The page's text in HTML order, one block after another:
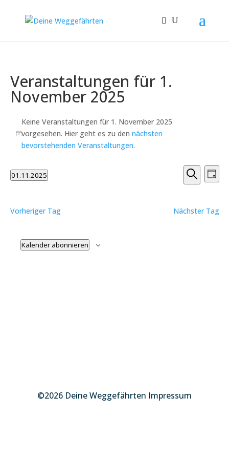
Veranstaltungen für 1.
November 2025
Hinweis
Keine Veranstaltungen für 1. November 2025
vorgesehen. Hier geht es zu den nächsten
bevorstehenden Veranstaltungen.
Suche
Suche
Tag
01.11.2025
Vorheriger Tag
Nächster Tag
Kalender abonnieren
©2026 Deine Weggefährten Impressum